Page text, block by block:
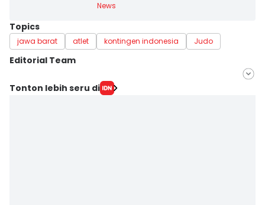
News
Topics
jawa barat atlet kontingen indonesia Judo
Editorial Team
Editor
Tonton lebih seru di